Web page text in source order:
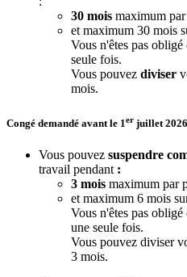
30 mois maximum par
et maximum 30 mois
Vous n'êtes pas
seule fois.
Vous pouvez diviser
mois.
Congé demandé avant le 1er juillet 2026
Vous pouvez suspendre
travail pendant :
3 mois maximum par
et maximum 6 mois
Vous n'êtes pas
une seule fois.
Vous pouvez diviser
3 mois.